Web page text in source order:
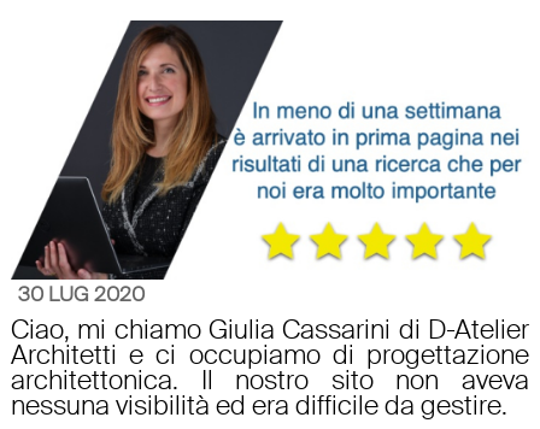
30 LUG 2020
Ciao, mi chiamo Giulia Cassarini di D-Atelier
Architetti e ci occupiamo di progettazione
architettonica. Il nostro sito non aveva
nessuna visibilità ed era difficile da gestire.